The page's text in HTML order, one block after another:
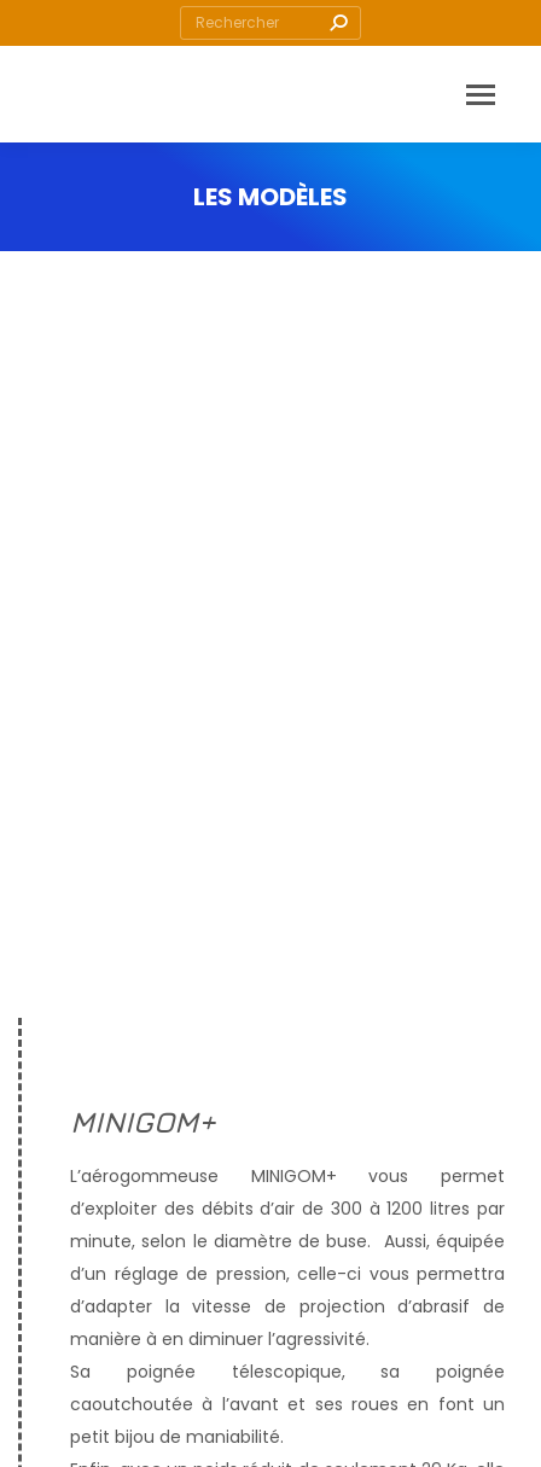
Recherche
:
LES MODÈLES
MINIGOM+
L’aérogommeuse MINIGOM+ vous permet
d’exploiter des débits d’air de 300 à 1200 litres par
minute, selon le diamètre de buse. Aussi, équipée
d’un réglage de pression, celle-ci vous permettra
d’adapter la vitesse de projection d’abrasif de
manière à en diminuer l’agressivité.
Sa poignée télescopique, sa poignée
caoutchoutée à l’avant et ses roues en font un
petit bijou de maniabilité.